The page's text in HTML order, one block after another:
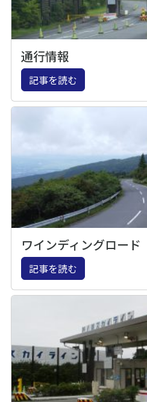
通行情報
記事を読む
ワインディングロード
記事を読む